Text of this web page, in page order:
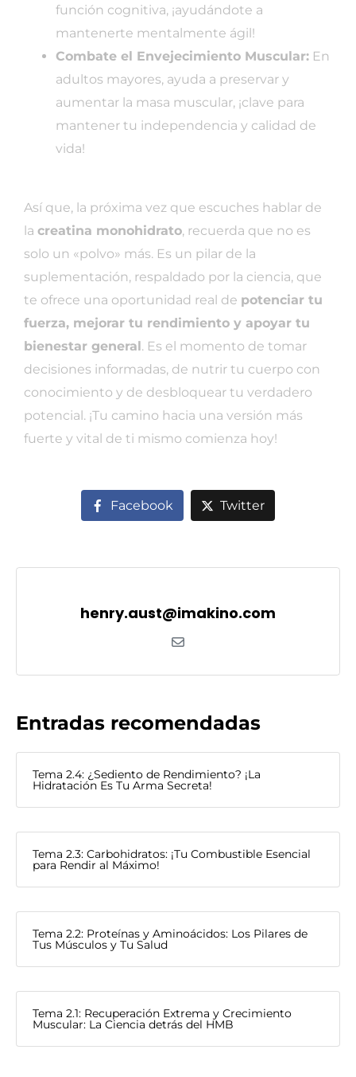
función cognitiva, ¡ayudándote a
mantenerte mentalmente ágil!
Combate el Envejecimiento Muscular: En
adultos mayores, ayuda a preservar y
aumentar la masa muscular, ¡clave para
mantener tu independencia y calidad de
vida!
Así que, la próxima vez que escuches hablar de
la creatina monohidrato, recuerda que no es
solo un «polvo» más. Es un pilar de la
suplementación, respaldado por la ciencia, que
te ofrece una oportunidad real de potenciar tu
fuerza, mejorar tu rendimiento y apoyar tu
bienestar general . Es el momento de tomar
decisiones informadas, de nutrir tu cuerpo con
conocimiento y de desbloquear tu verdadero
potencial. ¡Tu camino hacia una versión más
fuerte y vital de ti mismo comienza hoy!
Facebook Twitter
henry.aust@imakino.com
Entradas recomendadas
Tema 2.4: ¿Sediento de Rendimiento? ¡La
Hidratación Es Tu Arma Secreta!
Tema 2.3: Carbohidratos: ¡Tu Combustible Esencial
para Rendir al Máximo!
Tema 2.2: Proteínas y Aminoácidos: Los Pilares de
Tus Músculos y Tu Salud
Tema 2.1: Recuperación Extrema y Crecimiento
Muscular: La Ciencia detrás del HMB